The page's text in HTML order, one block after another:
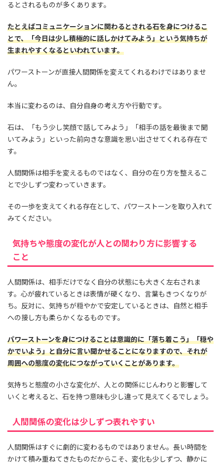
るとされるものが多くあります。
たとえばコミュニケーションに関わるとされる石を身につけるこ
とで、「今日は少し積極的に話しかけてみよう」という気持ちが
生まれやすくなるといわれています。
パワーストーンが直接人間関係を変えてくれるわけではありませ
ん。
本当に変わるのは、自分自身の考え方や行動です。
石は、「もう少し笑顔で話してみよう」「相手の話を最後まで聞
いてみよう」といった前向きな意識を思い出させてくれる存在で
す。
人間関係は相手を変えるものではなく、自分の在り方を整えるこ
とで少しずつ変わっていきます。
その一歩を支えてくれる存在として、パワーストーンを取り入れて
みてください。
気持ちや態度の変化が人との関わり方に影響する
こと
人間関係は、相手だけでなく自分の状態にも大きく左右されま
す。心が疲れているときは表情が硬くなり、言葉もきつくなりが
ち。反対に、気持ちが穏やかで安定しているときは、自然と相手
への接し方も柔らかくなるものです。
パワーストーンを身につけることは意識的に「落ち着こう」「穏や
かでいよう」と自分に言い聞かせることになりますので、それが
周囲への態度の変化につながっていくことがあります。
気持ちと態度の小さな変化が、人との関係にじんわりと影響して
いくと考えると、石を持つ意味も少し違って見えてくるでしょう。
人間関係の変化は少しずつ表れやすい
人間関係はすぐに劇的に変わるものではありません。長い時間を
かけて積み重ねてきたものだからこそ、変化も少しずつ、静かに